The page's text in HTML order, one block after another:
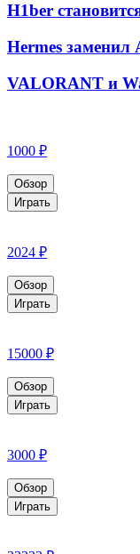
H1ber
Hermes заменил
VALORANT и
1000 ₽
Обзор
Играть
2024 ₽
Обзор
Играть
15000 ₽
Обзор
Играть
3000 ₽
Обзор
Играть